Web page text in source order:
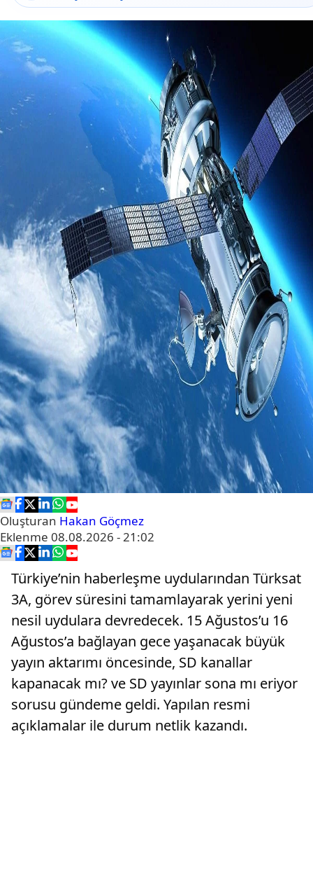
Oluşturan Hakan Göçmez
Eklenme 08.08.2026 - 21:02
Türkiye’nin haberleşme uydularından Türksat
3A, görev süresini tamamlayarak yerini yeni
nesil uydulara devredecek. 15 Ağustos’u 16
Ağustos’a bağlayan gece yaşanacak büyük
yayın aktarımı öncesinde, SD kanallar
kapanacak mı? ve SD yayınlar sona mı eriyor
sorusu gündeme geldi. Yapılan resmi
açıklamalar ile durum netlik kazandı.